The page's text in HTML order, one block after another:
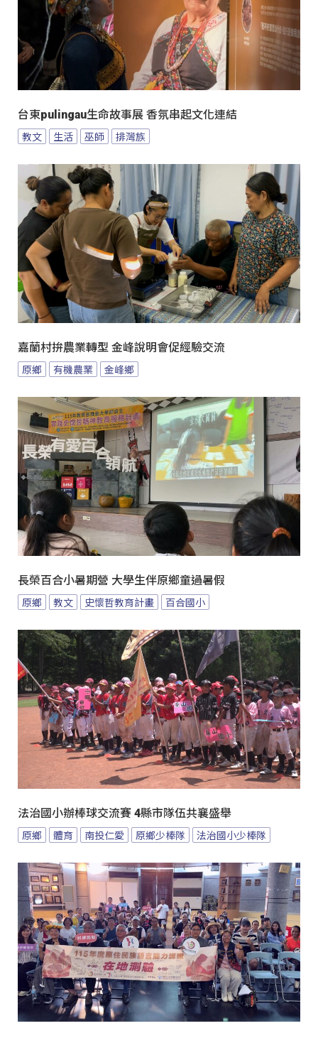
台東pulingau生命故事展 香氛串起文化連結
教文 生活 巫師 排灣族
嘉蘭村拚農業轉型 金峰說明會促經驗交流
原鄉 有機農業 金峰鄉
長榮百合小暑期營 大學生伴原鄉童過暑假
原鄉 教文 史懷哲教育計畫 百合國小
法治國小辦棒球交流賽 4縣市隊伍共襄盛舉
原鄉 體育 南投仁愛 原鄉少棒隊 法治國小少棒隊